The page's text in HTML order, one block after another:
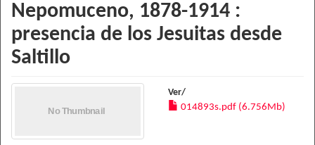
Nepomuceno, 1878-1914 :
presencia de los Jesuitas desde
Saltillo
Ver/
014893s.pdf (6.756Mb)